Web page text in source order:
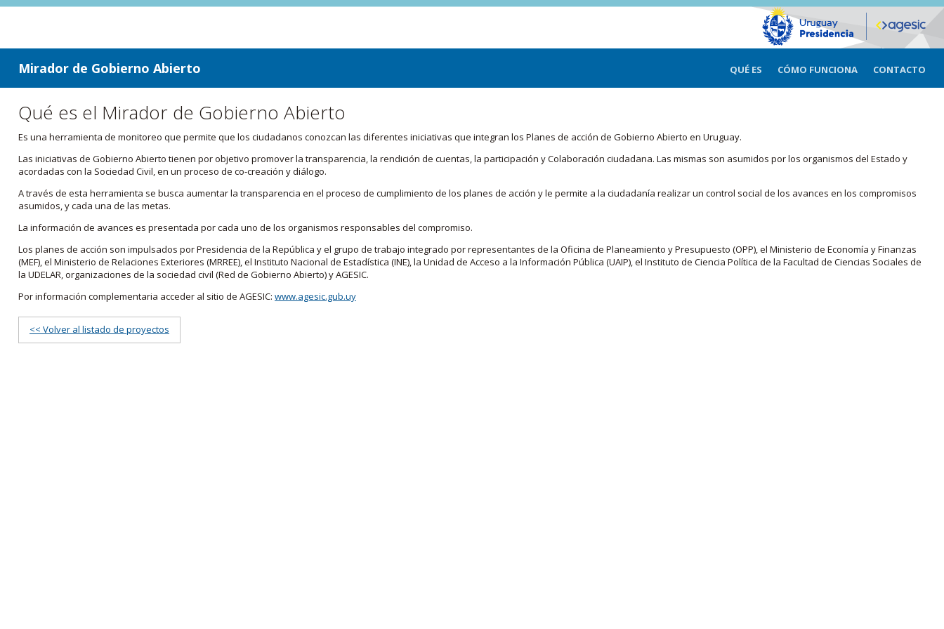
ir a contenido
ir al menú
Mirador de Gobierno Abierto QUÉ ES CÓMO FUNCIONA CONTACTO
Qué es el Mirador de Gobierno Abierto
Es una herramienta de monitoreo que permite que los ciudadanos conozcan las diferentes iniciativas que integran los Planes de acción de Gobierno Abierto en Uruguay.
Las iniciativas de Gobierno Abierto tienen por objetivo promover la transparencia, la rendición de cuentas, la participación y Colaboración ciudadana. Las mismas son asumidos por los organismos del Estado y
acordadas con la Sociedad Civil, en un proceso de co-creación y diálogo.
A través de esta herramienta se busca aumentar la transparencia en el proceso de cumplimiento de los planes de acción y le permite a la ciudadanía realizar un control social de los avances en los compromisos
asumidos, y cada una de las metas.
La información de avances es presentada por cada uno de los organismos responsables del compromiso.
Los planes de acción son impulsados por Presidencia de la República y el grupo de trabajo integrado por representantes de la Oficina de Planeamiento y Presupuesto (OPP), el Ministerio de Economía y Finanzas
(MEF), el Ministerio de Relaciones Exteriores (MRREE), el Instituto Nacional de Estadística (INE), la Unidad de Acceso a la Información Pública (UAIP), el Instituto de Ciencia Política de la Facultad de Ciencias Sociales de
la UDELAR, organizaciones de la sociedad civil (Red de Gobierno Abierto) y AGESIC.
Por información complementaria acceder al sitio de AGESIC: www.agesic.gub.uy
<< Volver al listado de proyectos